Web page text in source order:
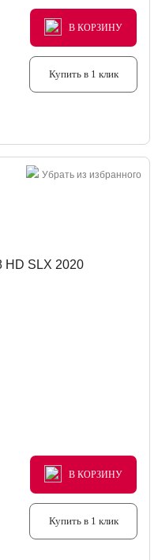
В КОРЗИНУ
В КОРЗИНУ
В КОРЗИНУ
Купить в 1 клик
Убрать из избранного
В КОРЗИНУ
В КОРЗИНУ
В КОРЗИНУ
Купить в 1 клик